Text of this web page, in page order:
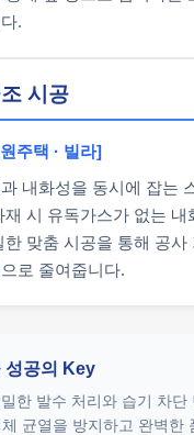
.
시공
주택 · 빌라]
내화성을 동시에 잡는
재 시 유독가스가 없는 내
한 맞춤 시공을 통해 공사
로 줄여줍니다.
성공의 Key
한 발수 처리와 습기 차단
균열을 방지하고 완벽한